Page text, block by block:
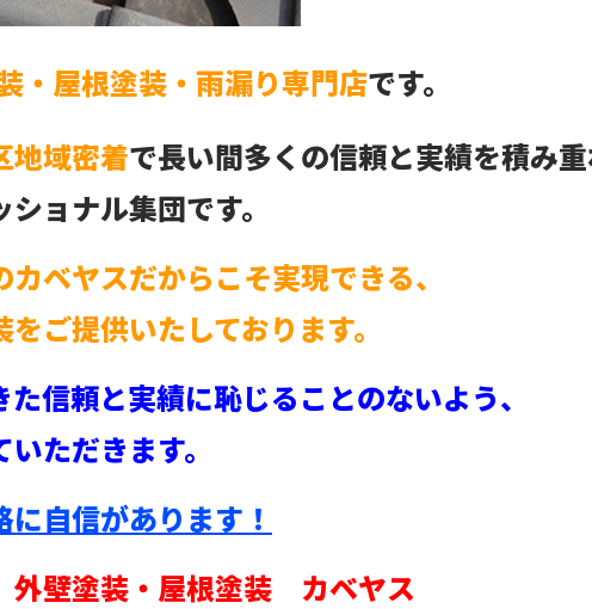
・屋根塗装・雨漏り専門店です。
地域密着で長い間多くの信頼と実績を積み
ョナル集団です。
ベヤスだからこそ実現できる、
ご提供いたしております。
信頼と実績に恥じることのないよう、
ただきます。
自信があります！
壁塗装・屋根塗装 カベヤス